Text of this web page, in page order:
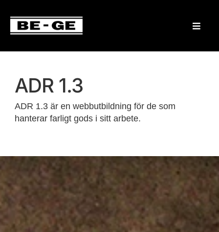
ADR 1.3
ADR 1.3 är en webbutbildning för de som
hanterar farligt gods i sitt arbete.